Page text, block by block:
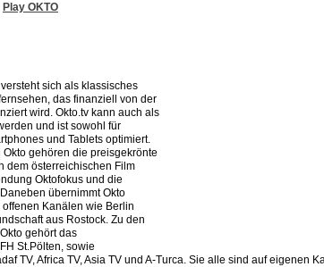
Play OKTO
sich als klassisches
das finanziell von der
wird. Okto.tv kann auch als
und ist sowohl für
und Tablets optimiert.
gehören die preisgekrönte
dem österreichischen Film
Oktofokus und die
übernimmt Okto
Kanälen wie Berlin
aus Rostock. Zu den
gehört das
St.Pölten, sowie
TV, Africa TV, Asia TV und A-Turca. Sie alle sind auf eigenen